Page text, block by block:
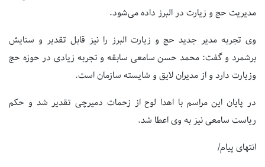
مدیریت حج و زیارت در البرز داده می‌شود.
وی تجربه مدیر جدید حج و زیارت البرز را نیز قابل تقدیر و ستایش
برشمرد و گفت: محمد حسن سامعی سابقه و تجربه زیادی در حوزه حج
وزیارت دارد و از مدیران لایق و شایسته سازمان است.
در پایان این مراسم با اهدا لوح از زحمات دمیرچی تقدیر شد و حکم
ریاست سامعی نیز به وی اعطا شد.
انتهای پیام/